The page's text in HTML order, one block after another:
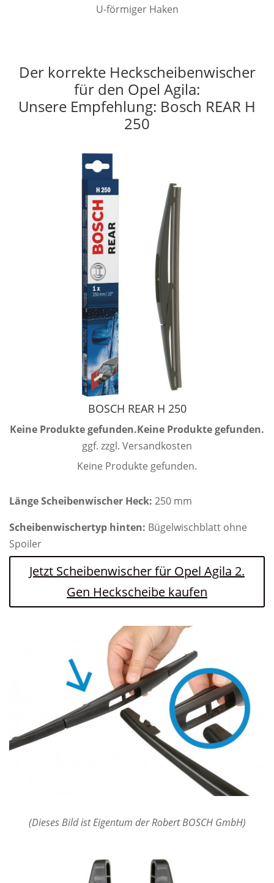
U-förmiger Haken
Der korrekte Heckscheibenwischer
für den Opel Agila:
Unsere Empfehlung: Bosch REAR H
250
BOSCH REAR H 250
Keine Produkte gefunden.Keine Produkte gefunden.
ggf. zzgl. Versandkosten
Keine Produkte gefunden.
Länge Scheibenwischer Heck: 250 mm
Scheibenwischertyp hinten: Bügelwischblatt ohne
Spoiler
Jetzt Scheibenwischer für Opel Agila 2.
Gen Heckscheibe kaufen
(Dieses Bild ist Eigentum der Robert BOSCH GmbH)